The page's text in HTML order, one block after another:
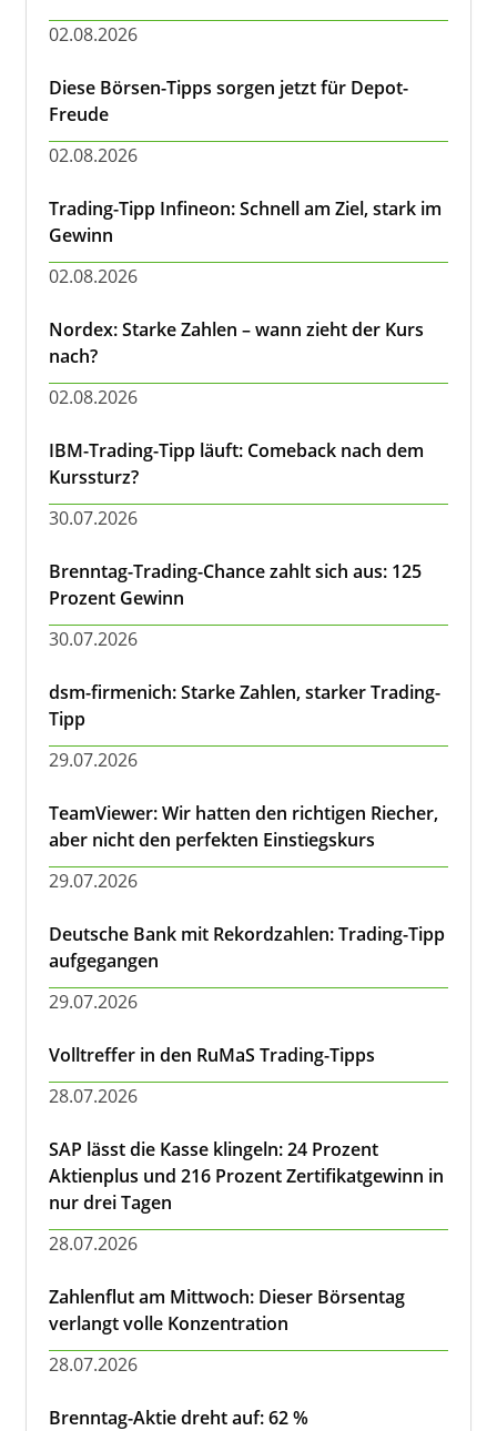
02.08.2026
Diese Börsen-Tipps sorgen jetzt für Depot-
Freude
02.08.2026
Trading-Tipp Infineon: Schnell am Ziel, stark im
Gewinn
02.08.2026
Nordex: Starke Zahlen – wann zieht der Kurs
nach?
02.08.2026
IBM-Trading-Tipp läuft: Comeback nach dem
Kurssturz?
30.07.2026
Brenntag-Trading-Chance zahlt sich aus: 125
Prozent Gewinn
30.07.2026
dsm-firmenich: Starke Zahlen, starker Trading-
Tipp
29.07.2026
TeamViewer: Wir hatten den richtigen Riecher,
aber nicht den perfekten Einstiegskurs
29.07.2026
Deutsche Bank mit Rekordzahlen: Trading-Tipp
aufgegangen
29.07.2026
Volltreffer in den RuMaS Trading-Tipps
28.07.2026
SAP lässt die Kasse klingeln: 24 Prozent
Aktienplus und 216 Prozent Zertifikatgewinn in
nur drei Tagen
28.07.2026
Zahlenflut am Mittwoch: Dieser Börsentag
verlangt volle Konzentration
28.07.2026
Brenntag-Aktie dreht auf: 62 %